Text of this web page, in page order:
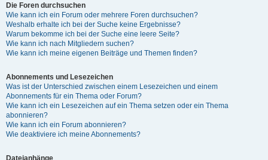
Die Foren durchsuchen
Wie kann ich ein Forum oder mehrere Foren durchsuchen?
Weshalb erhalte ich bei der Suche keine Ergebnisse?
Warum bekomme ich bei der Suche eine leere Seite?
Wie kann ich nach Mitgliedern suchen?
Wie kann ich meine eigenen Beiträge und Themen finden?
Abonnements und Lesezeichen
Was ist der Unterschied zwischen einem Lesezeichen und einem
Abonnements für ein Thema oder Forum?
Wie kann ich ein Lesezeichen auf ein Thema setzen oder ein Thema
abonnieren?
Wie kann ich ein Forum abonnieren?
Wie deaktiviere ich meine Abonnements?
Dateianhänge